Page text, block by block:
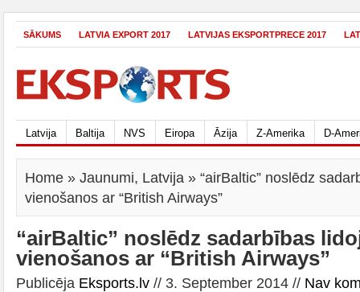
SĀKUMS LATVIA EXPORT 2017 LATVIJAS EKSPORTPRECE 2017
Latvija Baltija NVS Eiropa Āzija Z-Amerika D-
Home » Jaunumi, Latvija » “airBaltic” noslēdz
vienošanos ar “British Airways”
“airBaltic” noslēdz sadarbības
vienošanos ar “British Airways”
Publicēja Eksports.lv // 3. September 2014 // Nav